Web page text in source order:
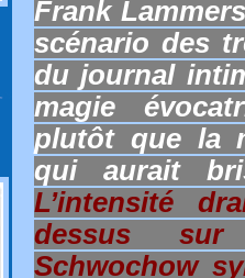
Frank
scénario des
du journal
magie
plutôt que la
qui aurait
L’intensité
dessus sur
Schwochow